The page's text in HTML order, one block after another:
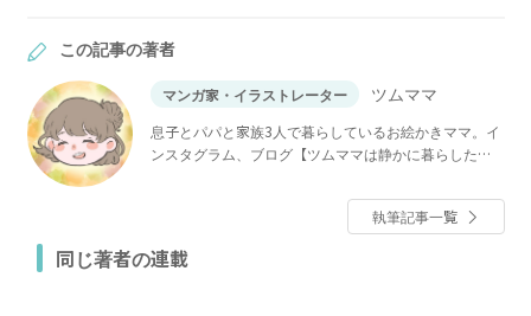
この記事の著者
マンガ家・イラストレーター ツムママ
息子とパパと家族3人で暮らしているお絵かきママ。イ
ンスタグラム、ブログ【ツムママは静かに暮らした
執筆記事一覧
同じ著者の連載